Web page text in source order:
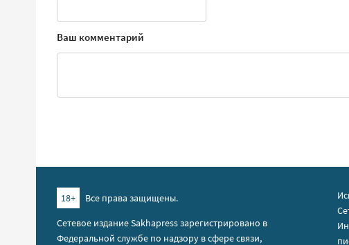
Ваш комментарий
18+
Все права защищены.
Сетевое издание Sakhapress зарегистрировано в
Федеральной службе по надзору в сфере связи,